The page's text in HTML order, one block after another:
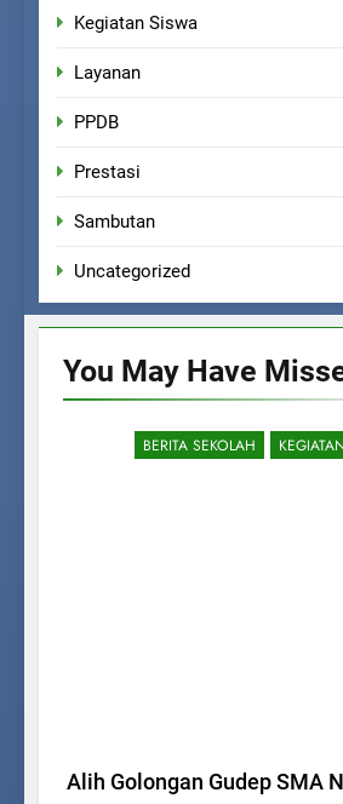
Kegiatan Siswa
Layanan
PPDB
Prestasi
Sambutan
Uncategorized
You May Have
BERITA SEKOLAH
Alih Golongan Gudep SMA